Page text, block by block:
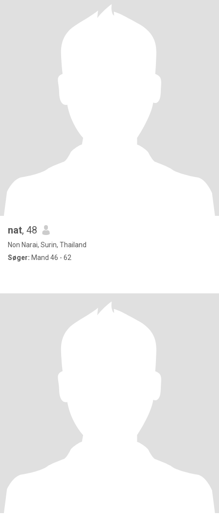
nat, 48
Non Narai, Surin, Thailand
Søger: Mand 46 - 62